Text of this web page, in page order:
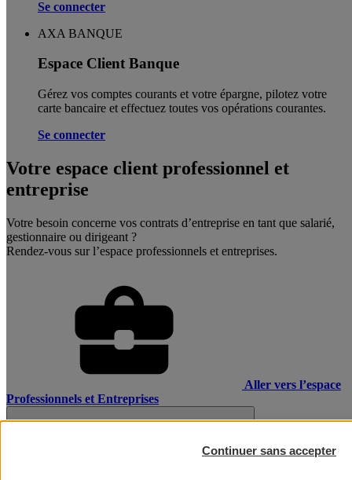
Se connecter
AXA BANQUE
Espace Client Banque
Gérez vos comptes courants et votre épargne, pilotez votre
carte bancaire et effectuez toutes vos opérations courantes.
Se connecter
Votre espace client professionnel et
entreprise
Votre besoin concerne vos contrats d’entreprise en tant que salarié,
gestionnaire ou dirigeant ?
Rendez-vous sur l’espace professionnels et entreprises.
Aller vers l’espace
Professionnels et Entreprises
Continuer sans accepter